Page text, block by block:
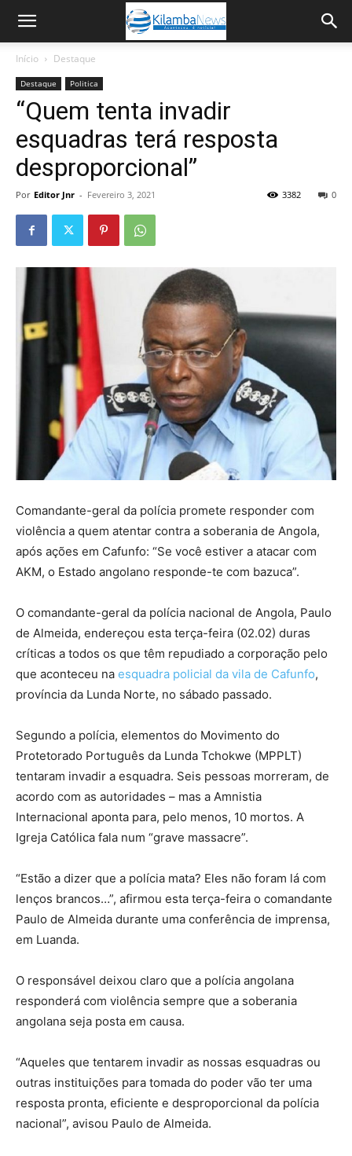
Início Destaque
Destaque Politica
“Quem tenta invadir
esquadras terá resposta
desproporcional”
Por Editor Jnr - Fevereiro 3, 2021 0
3382
Comandante-geral da polícia promete responder com
violência a quem atentar contra a soberania de Angola,
após ações em Cafunfo: “Se você estiver a atacar com
AKM, o Estado angolano responde-te com bazuca”.
O comandante-geral da polícia nacional de Angola, Paulo
de Almeida, endereçou esta terça-feira (02.02) duras
críticas a todos os que têm repudiado a corporação pelo
que aconteceu na esquadra policial da vila de Cafunfo,
província da Lunda Norte, no sábado passado.
Segundo a polícia, elementos do Movimento do
Protetorado Português da Lunda Tchokwe (MPPLT)
tentaram invadir a esquadra. Seis pessoas morreram, de
acordo com as autoridades – mas a Amnistia
Internacional aponta para, pelo menos, 10 mortos. A
Igreja Católica fala num “grave massacre”.
“Estão a dizer que a polícia mata? Eles não foram lá com
lenços brancos…”, afirmou esta terça-feira o comandante
Paulo de Almeida durante uma conferência de imprensa,
em Luanda.
O responsável deixou claro que a polícia angolana
responderá com violência sempre que a soberania
angolana seja posta em causa.
“Aqueles que tentarem invadir as nossas esquadras ou
outras instituições para tomada do poder vão ter uma
resposta pronta, eficiente e desproporcional da polícia
nacional”, avisou Paulo de Almeida.